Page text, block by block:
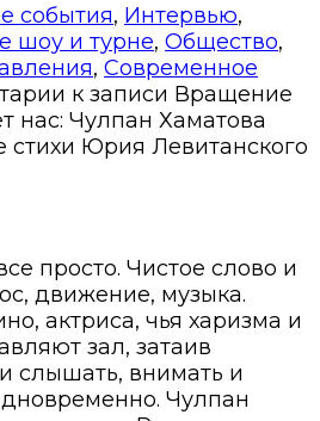
события, Интервью,
шоу и турне, Общество,
, Современное
к записи Вращение
нас: Чулпан Хаматова
стихи Юрия Левитанского
просто. Чистое слово и
движение, музыка.
актриса, чья харизма и
зал, затаив
слышать, внимать и
Чулпан